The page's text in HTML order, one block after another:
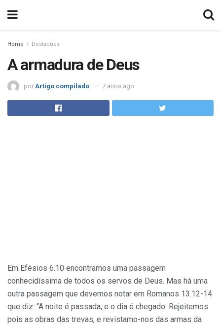
Home Destaques
A armadura de Deus
por Artigo compilado 7 anos ago
Em Efésios 6.10 encontramos uma passagem
conhecidíssima de todos os servos de Deus. Mas há uma
outra passagem que devemos notar em Romanos 13.12-14
que diz: “A noite é passada, e o dia é chegado. Rejeitemos
pois as obras das trevas, e revistamo-nos das armas da